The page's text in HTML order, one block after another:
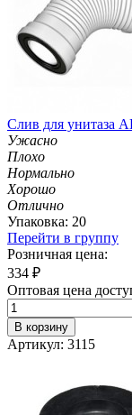
Слив для унитаза
Ужасно
Плохо
Нормально
Хорошо
Отлично
Упаковка: 20
Перейти в группу
Розничная цена:
334 ₽
Оптовая цена
В корзину
Артикул: 3115